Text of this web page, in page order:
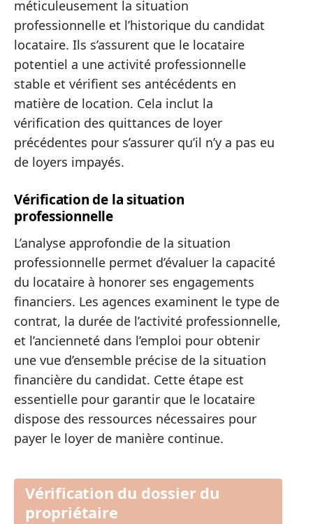
méticuleusement la situation
professionnelle et l’historique du candidat
locataire. Ils s’assurent que le locataire
potentiel a une activité professionnelle
stable et vérifient ses antécédents en
matière de location. Cela inclut la
vérification des quittances de loyer
précédentes pour s’assurer qu’il n’y a pas eu
de loyers impayés.
Vérification de la situation
professionnelle
L’analyse approfondie de la situation
professionnelle permet d’évaluer la capacité
du locataire à honorer ses engagements
financiers. Les agences examinent le type de
contrat, la durée de l’activité professionnelle,
et l’ancienneté dans l’emploi pour obtenir
une vue d’ensemble précise de la situation
financière du candidat. Cette étape est
essentielle pour garantir que le locataire
dispose des ressources nécessaires pour
payer le loyer de manière continue.
Vérification du dossier du
propriétaire